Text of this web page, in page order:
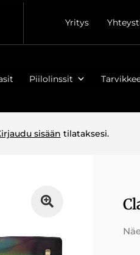
Yritys
Piilolinssit
sisään tilataksesi.